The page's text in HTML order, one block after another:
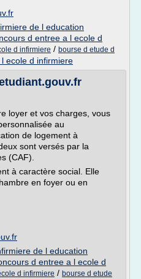
de l education
d entree a l ecole d
d infirmiere / bourse d etude d
ecole d infirmiere
loyer et vos charges, vous
au
de logement à
sont versés par la
(CAF).
à caractère social. Elle
en foyer ou en
de l education
d entree a l ecole d
d infirmiere / bourse d etude